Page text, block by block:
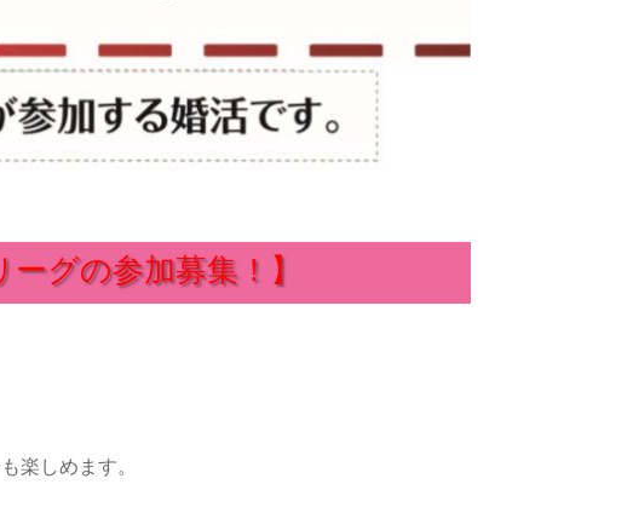
グの参加募集！】
楽しめます。